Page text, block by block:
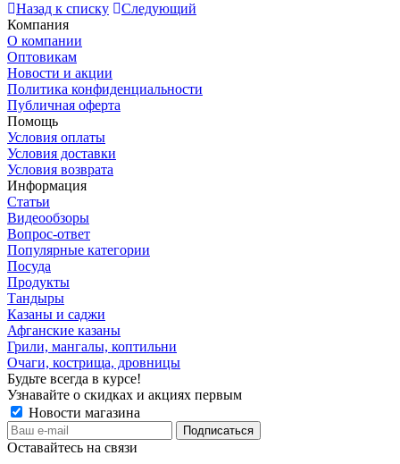
Назад к списку
Следующий
Компания
О компании
Оптовикам
Новости и акции
Политика конфиденциальности
Публичная оферта
Помощь
Условия оплаты
Условия доставки
Условия возврата
Информация
Статьи
Видеообзоры
Вопрос-ответ
Популярные категории
Посуда
Продукты
Тандыры
Казаны и саджи
Афганские казаны
Грили, мангалы, коптильни
Очаги, кострища, дровницы
Будьте всегда в курсе!
Узнавайте о скидках и акциях первым
Новости магазина
Оставайтесь на связи